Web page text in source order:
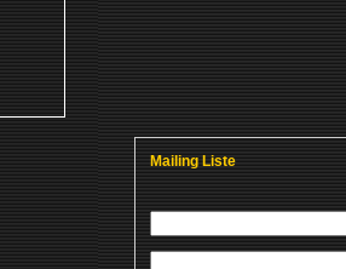
Mailing Liste